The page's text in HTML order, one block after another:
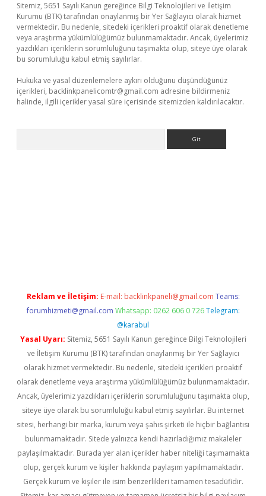
Sitemiz, 5651 Sayılı Kanun gereğince Bilgi Teknolojileri ve İletişim
Kurumu (BTK) tarafından onaylanmış bir Yer Sağlayıcı olarak hizmet
vermektedir. Bu nedenle, sitedeki içerikleri proaktif olarak denetleme
veya araştırma yükümlülüğümüz bulunmamaktadır. Ancak, üyelerimiz
yazdıkları içeriklerin sorumluluğunu taşımakta olup, siteye üye olarak
bu sorumluluğu kabul etmiş sayılırlar.
Hukuka ve yasal düzenlemelere aykırı olduğunu düşündüğünüz
içerikleri, backlinkpanelicomtr@gmail.com adresine bildirmeniz
halinde, ilgili içerikler yasal süre içerisinde sitemizden kaldırılacaktır.
Reklam ve İletişim: E-mail: backlinkpaneli@gmail.com Teams:
forumhizmeti@gmail.com Whatsapp: 0262 606 0 726 Telegram:
@karabul
Yasal Uyarı: Sitemiz, 5651 Sayılı Kanun gereğince Bilgi Teknolojileri
ve İletişim Kurumu (BTK) tarafından onaylanmış bir Yer Sağlayıcı
olarak hizmet vermektedir. Bu nedenle, sitedeki içerikleri proaktif
olarak denetleme veya araştırma yükümlülüğümüz bulunmamaktadır.
Ancak, üyelerimiz yazdıkları içeriklerin sorumluluğunu taşımakta olup,
siteye üye olarak bu sorumluluğu kabul etmiş sayılırlar. Bu internet
sitesi, herhangi bir marka, kurum veya şahıs şirketi ile hiçbir bağlantısı
bulunmamaktadır. Sitede yalnızca kendi hazırladığımız makaleler
paylaşılmaktadır. Burada yer alan içerikler haber niteliği taşımamakta
olup, gerçek kurum ve kişiler hakkında paylaşım yapılmamaktadır.
Gerçek kurum ve kişiler ile isim benzerlikleri tamamen tesadüfidir.